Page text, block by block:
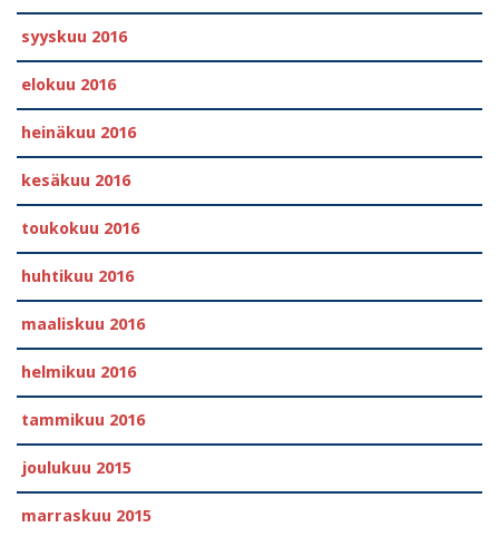
syyskuu 2016
elokuu 2016
heinäkuu 2016
kesäkuu 2016
toukokuu 2016
huhtikuu 2016
maaliskuu 2016
helmikuu 2016
tammikuu 2016
joulukuu 2015
marraskuu 2015